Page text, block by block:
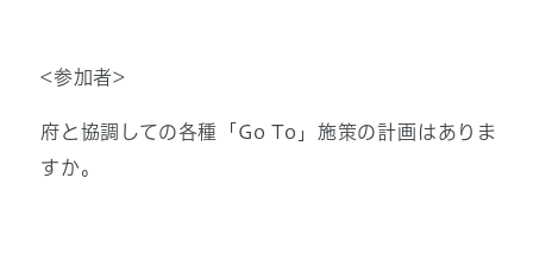
<参加者>
府と協調しての各種「Go To」施策の計画はありま
すか。